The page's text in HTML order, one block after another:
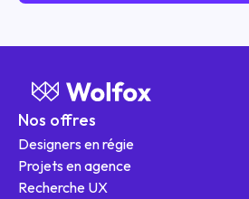
Nos offres
Designers en régie
Projets en agence
Recherche UX